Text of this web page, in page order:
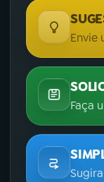
Envie
Faça